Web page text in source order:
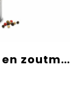
GIRO - Peper- en zoutmolen